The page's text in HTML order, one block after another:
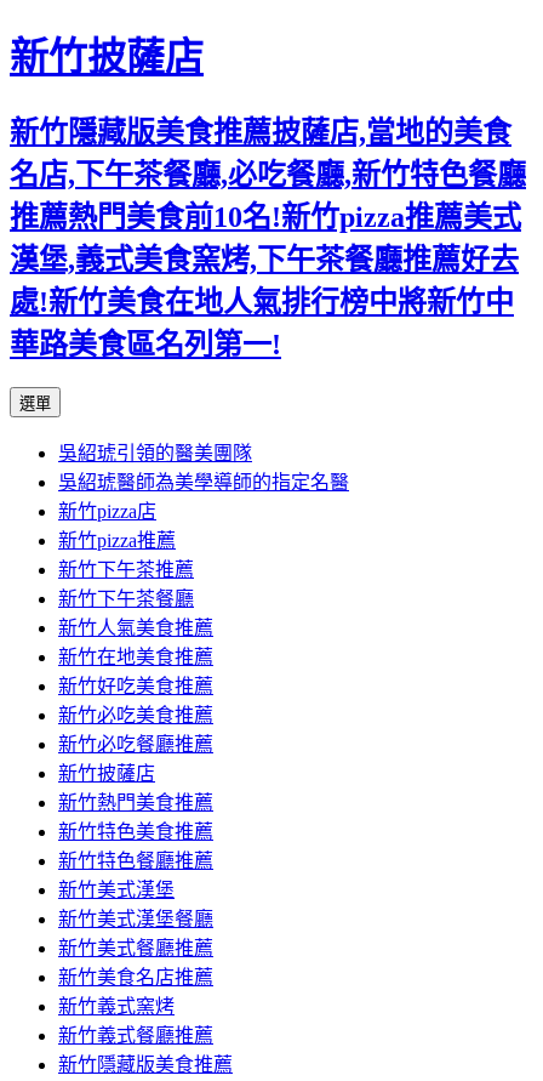
新竹披薩店
新竹隱藏版美食推薦披薩店,當地的美食
名店,下午茶餐廳,必吃餐廳,新竹特色餐廳
推薦熱門美食前10名!新竹pizza推薦美式
漢堡,義式美食窯烤,下午茶餐廳推薦好去
處!新竹美食在地人氣排行榜中將新竹中
華路美食區名列第一!
選單
主
要
內
容
吳紹琥引領的醫美團隊
吳紹琥醫師為美學導師的指定名醫
新竹pizza店
新竹pizza推薦
新竹下午茶推薦
新竹下午茶餐廳
新竹人氣美食推薦
新竹在地美食推薦
新竹好吃美食推薦
新竹必吃美食推薦
新竹必吃餐廳推薦
新竹披薩店
新竹熱門美食推薦
新竹特色美食推薦
新竹特色餐廳推薦
新竹美式漢堡
新竹美式漢堡餐廳
新竹美式餐廳推薦
新竹美食名店推薦
新竹義式窯烤
新竹義式餐廳推薦
新竹隱藏版美食推薦